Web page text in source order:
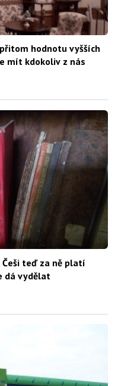
hodnotu vyšších
mít kdokoliv z nás
teď za ně platí
dá vydělat